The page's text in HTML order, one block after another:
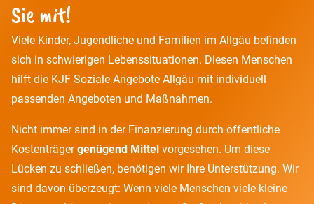
Sie mit!
Viele Kinder, Jugendliche und Familien im Allgäu befinden
sich in schwierigen Lebenssituationen. Diesen Menschen
hilft die KJF Soziale Angebote Allgäu mit individuell
passenden Angeboten und Maßnahmen.
Nicht immer sind in der Finanzierung durch öffentliche
Kostenträgergenügend Mittel vorgesehen. Um diese
Lücken zu schließen, benötigen wir Ihre Unterstützung. Wir
sind davon überzeugt: Wenn viele Menschen viele kleine